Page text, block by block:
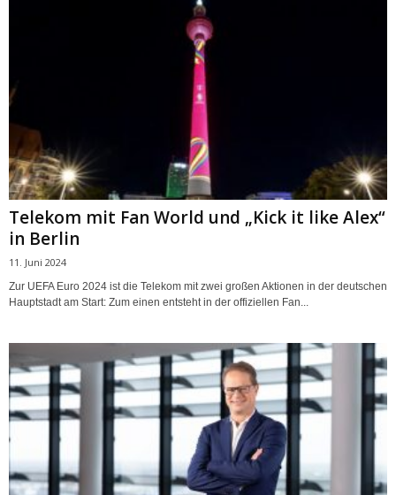
Telekom mit Fan World und „Kick it like Alex“
in Berlin
11. Juni 2024
Zur UEFA Euro 2024 ist die Telekom mit zwei großen Aktionen in der deutschen
Hauptstadt am Start: Zum einen entsteht in der offiziellen Fan...